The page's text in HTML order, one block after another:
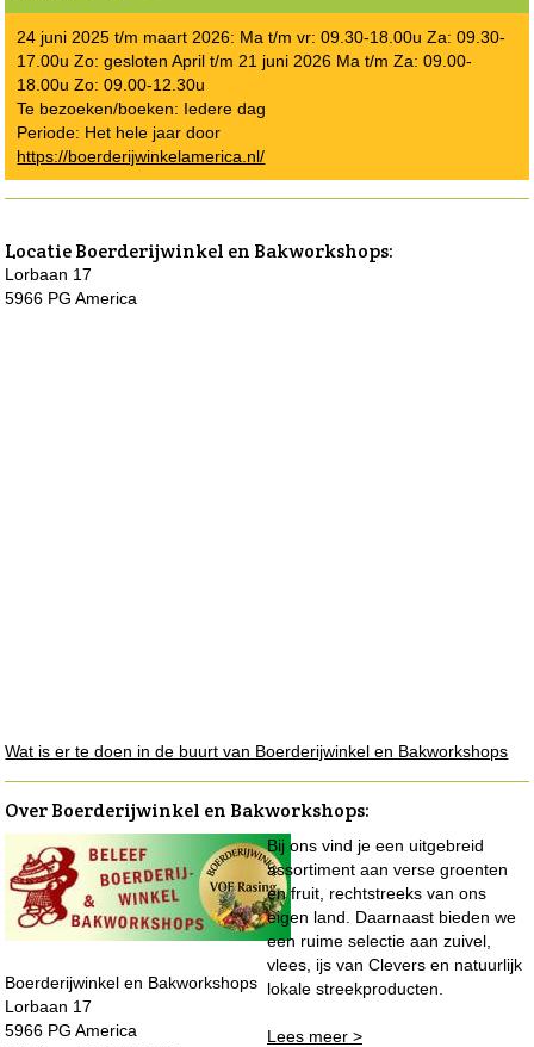
24 juni 2025 t/m maart 2026: Ma t/m vr: 09.30-18.00u Za: 09.30-
17.00u Zo: gesloten April t/m 21 juni 2026 Ma t/m Za: 09.00-
18.00u Zo: 09.00-12.30u
Te bezoeken/boeken: Iedere dag
Periode: Het hele jaar door
https://boerderijwinkelamerica.nl/
LocatieBoerderijwinkel en Bakworkshops:
Lorbaan 17
5966 PG America
Wat is er te doen in de buurt van Boerderijwinkel en Bakworkshops
Over Boerderijwinkel en Bakworkshops:
Boerderijwinkel en Bakworkshops
Lorbaan 17
5966 PG America
Bij ons vind je een uitgebreid
assortiment aan verse groenten
en fruit, rechtstreeks van ons
eigen land. Daarnaast bieden we
een ruime selectie aan zuivel,
vlees, ijs van Clevers en natuurlijk
lokale streekproducten.
Lees meer >